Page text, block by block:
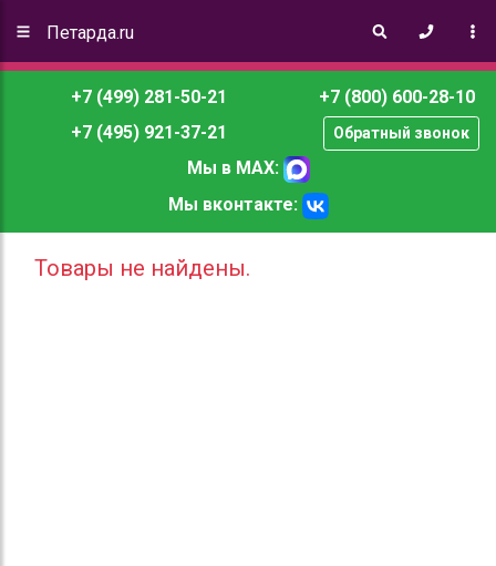
Петарда.ru
+7 (499) 281-50-21
+7 (495) 921-37-21
+7 (800) 600-28-10
Обратный звонок
Мы в MAX:
Мы вконтакте:
Товары не найдены.